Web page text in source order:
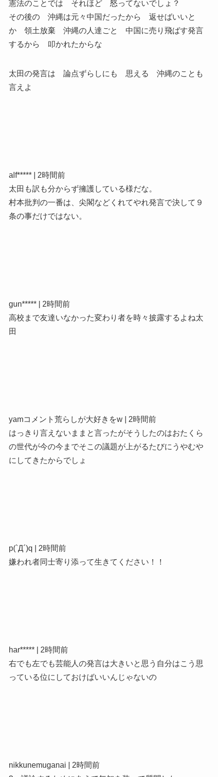
憲法のことでは それほど 怒ってないでしょ？
その後の 沖縄は元々中国だったから 返せばいいと
か 領土放棄 沖縄の人達ごと 中国に売り飛ばす発言
するから 叩かれたからな
太田の発言は 論点ずらしにも 思える 沖縄のことも
言えよ
alf***** | 2時間前
太田も訳も分からず擁護している様だな。
村本批判の一番は、尖閣などくれてやれ発言で決して９
条の事だけではない。
gun***** | 2時間前
高校まで友達いなかった変わり者を時々披露するよね太
田
yamコメント荒らしが大好きをw | 2時間前
はっきり言えないままと言ったがそうしたのはおたくら
の世代が今の今までそこの議題が上がるたびにうやむや
にしてきたからでしょ
p(`Д´)q | 2時間前
嫌われ者同士寄り添って生きてください！！
har***** | 2時間前
右でも左でも芸能人の発言は大きいと思う自分はこう思
っている位にしておけばいいんじゃないの
nikkunemuganai | 2時間前